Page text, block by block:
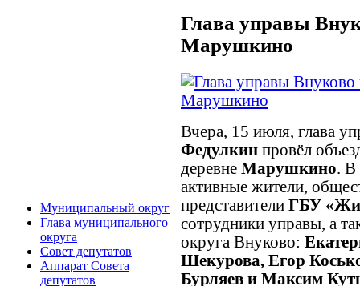
Муниципальный округ
Глава муниципального
округа
Совет депутатов
Аппарат Совета
депутатов
Глава управы
Марушкино
Вчера, 15 июля, глава
Федулкин провёл
деревне Марушкино. В
активные жители,
представители ГБУ
сотрудники управы, а
округа Внуково:
Шекурова, Егор
Бурляев и Максим